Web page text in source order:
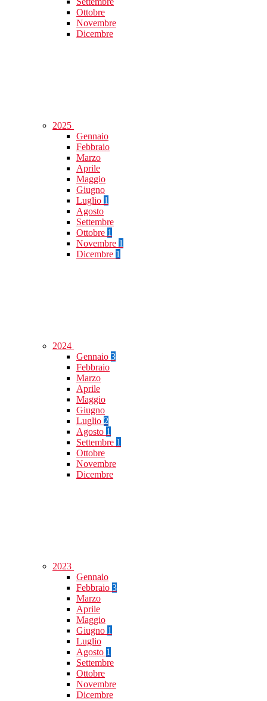
Ottobre
Novembre
Dicembre
2025
Gennaio
Febbraio
Marzo
Aprile
Maggio
Giugno
Luglio 1
Agosto
Settembre
Ottobre 1
Novembre 1
Dicembre 1
2024
Gennaio 3
Febbraio
Marzo
Aprile
Maggio
Giugno
Luglio 2
Agosto 1
Settembre 1
Ottobre
Novembre
Dicembre
2023
Gennaio
Febbraio 3
Marzo
Aprile
Maggio
Giugno 1
Luglio
Agosto 1
Settembre
Ottobre
Novembre
Dicembre